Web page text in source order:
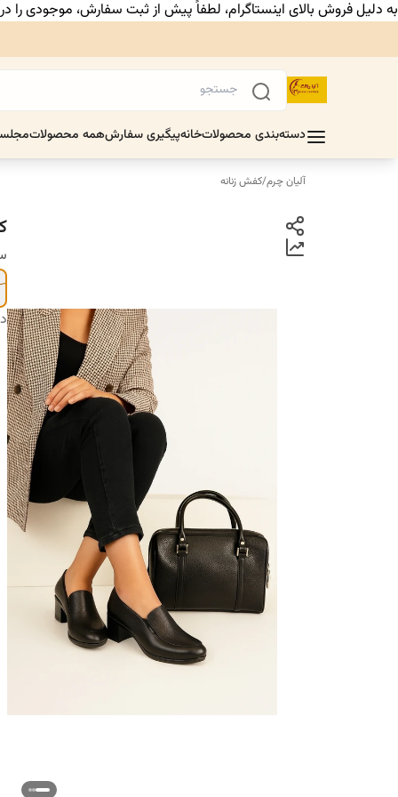
به دلیل فروش بالای اینستاگرام، لطفاً پیش از ثبت سفارش، موجودی را
دسته‌بندی محصولاتخانهپیگیری سفارشهمه محصولات
آلیان چرم/کفش زنانه